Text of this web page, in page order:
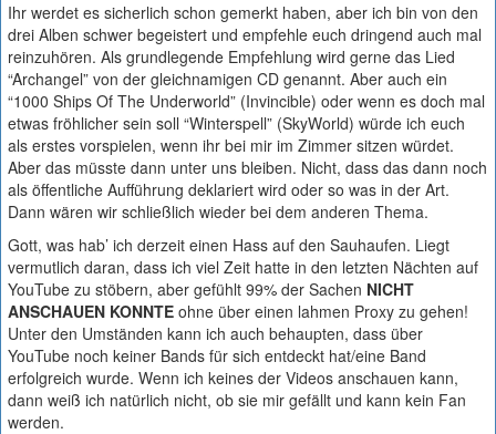
Ihr werdet es sicherlich schon gemerkt haben, aber ich bin von den
drei Alben schwer begeistert und empfehle euch dringend auch mal
reinzuhören. Als grundlegende Empfehlung wird gerne das Lied
“Archangel” von der gleichnamigen CD genannt. Aber auch ein
“1000 Ships Of The Underworld” (Invincible) oder wenn es doch mal
etwas fröhlicher sein soll “Winterspell” (SkyWorld) würde ich euch
als erstes vorspielen, wenn ihr bei mir im Zimmer sitzen würdet.
Aber das müsste dann unter uns bleiben. Nicht, dass das dann noch
als öffentliche Aufführung deklariert wird oder so was in der Art.
Dann wären wir schließlich wieder bei dem anderen Thema.
Gott, was hab’ ich derzeit einen Hass auf den Sauhaufen. Liegt
vermutlich daran, dass ich viel Zeit hatte in den letzten Nächten auf
YouTube zu stöbern, aber gefühlt 99% der Sachen NICHT
ANSCHAUEN KONNTE ohne über einen lahmen Proxy zu gehen!
Unter den Umständen kann ich auch behaupten, dass über
YouTube noch keiner Bands für sich entdeckt hat/eine Band
erfolgreich wurde. Wenn ich keines der Videos anschauen kann,
dann weiß ich natürlich nicht, ob sie mir gefällt und kann kein Fan
werden.